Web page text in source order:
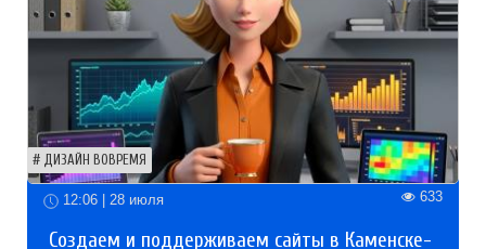
ДИЗАЙН ВОВРЕМЯ
12:06 | 28 июля 633
Создаем и поддерживаем сайты в Каменске-